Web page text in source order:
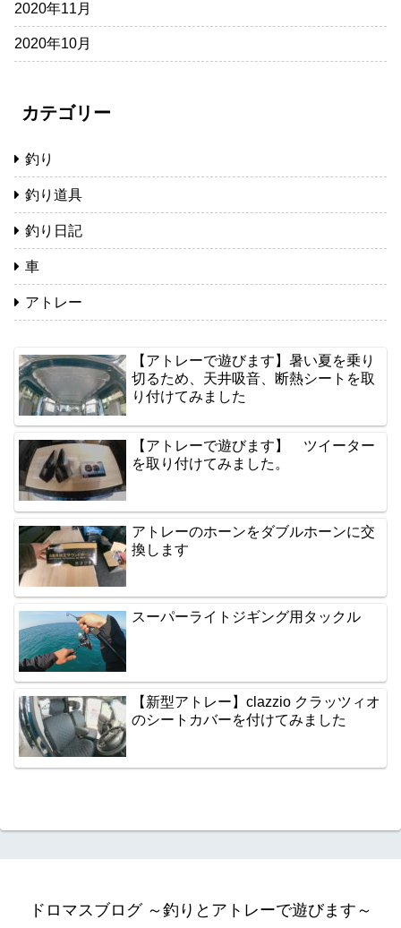
2020年11月
2020年10月
カテゴリー
釣り
釣り道具
釣り日記
車
アトレー
【アトレーで遊びます】暑い夏を乗り
切るため、天井吸音、断熱シートを取
り付けてみました
【アトレーで遊びます】 ツイーター
を取り付けてみました。
アトレーのホーンをダブルホーンに交
換します
スーパーライトジギング用タックル
【新型アトレー】clazzio クラッツィオ
のシートカバーを付けてみました
ドロマスブログ ～釣りとアトレーで遊びます～